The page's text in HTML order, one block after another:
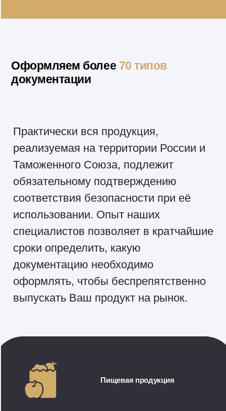
Оформляем более 70 типов
документации
Практически вся продукция,
реализуемая на территории России и
Таможенного Союза, подлежит
обязательному подтверждению
соответствия безопасности при её
использовании. Опыт наших
специалистов позволяет в кратчайшие
сроки определить, какую
документацию необходимо
оформлять, чтобы беспрепятственно
выпускать Ваш продукт на рынок.
Пищевая продукция